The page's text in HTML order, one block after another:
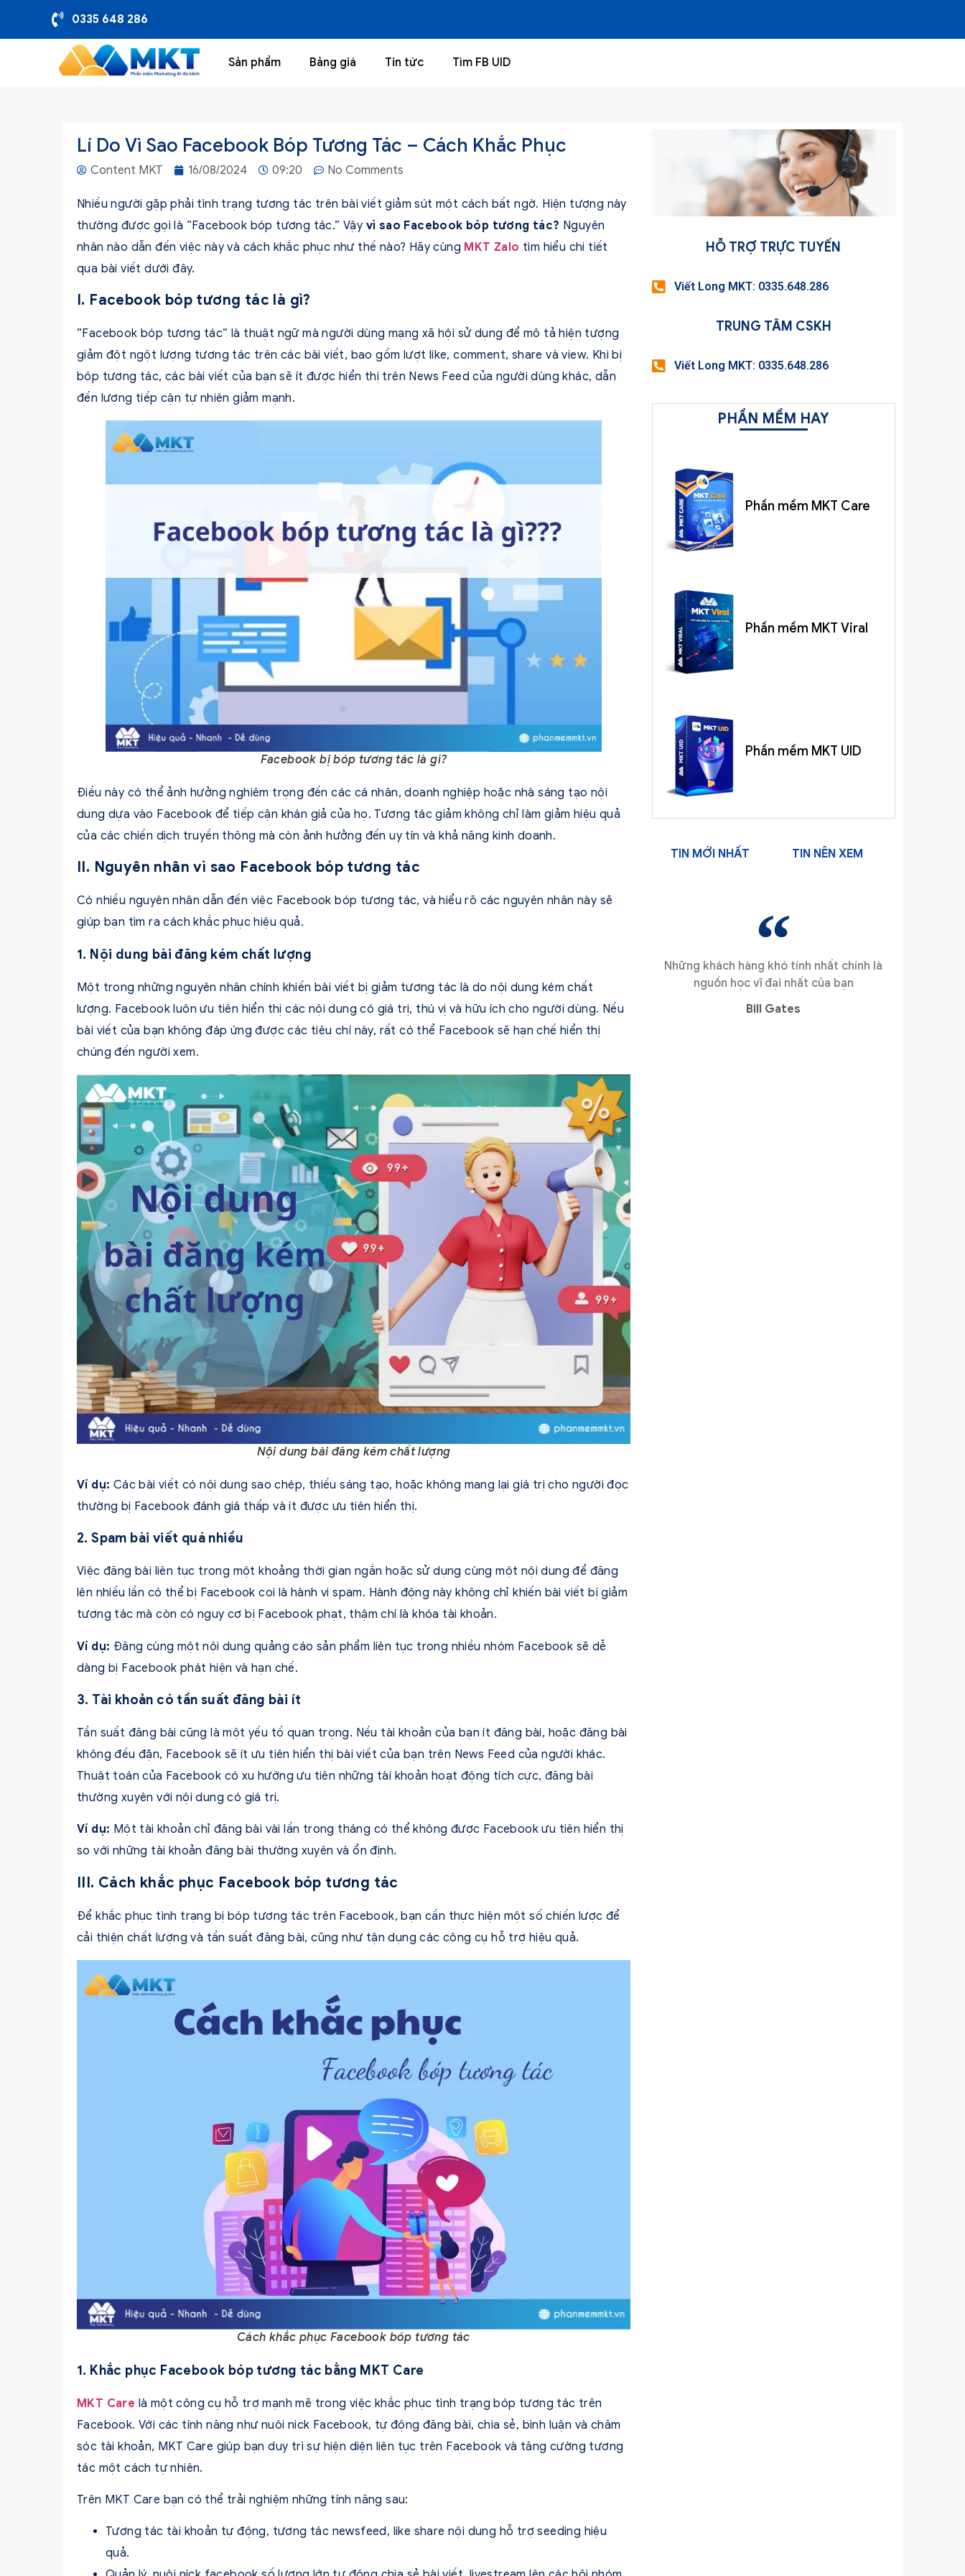
0335 648 286
Sản phẩm Bảng giá Tin tức Tìm FB UID
Lí Do Vì Sao Facebook Bóp Tương Tác – Cách Khắc Phục
Content MKT 16/08/2024 09:20 No Comments
Nhiều người gặp phải tình trạng tương tác trên bài viết giảm sút một cách bất ngờ. Hiện tượng này
thường được gọi là “Facebook bóp tương tác.” Vậy vì sao Facebook bóp tương tác? Nguyên
nhân nào dẫn đến việc này và cách khắc phục như thế nào? Hãy cùng MKT Zalo tìm hiểu chi tiết
qua bài viết dưới đây.
I. Facebook bóp tương tác là gì?
“Facebook bóp tương tác” là thuật ngữ mà người dùng mạng xã hội sử dụng để mô tả hiện tượng
giảm đột ngột lượng tương tác trên các bài viết, bao gồm lượt like, comment, share và view. Khi bị
bóp tương tác, các bài viết của bạn sẽ ít được hiển thị trên News Feed của người dùng khác, dẫn
đến lượng tiếp cận tự nhiên giảm mạnh.
Facebook bị bóp tương tác là gì?
Điều này có thể ảnh hưởng nghiêm trọng đến các cá nhân, doanh nghiệp hoặc nhà sáng tạo nội
dung dựa vào Facebook để tiếp cận khán giả của họ. Tương tác giảm không chỉ làm giảm hiệu quả
của các chiến dịch truyền thông mà còn ảnh hưởng đến uy tín và khả năng kinh doanh.
II. Nguyên nhân vì sao Facebook bóp tương tác
Có nhiều nguyên nhân dẫn đến việc Facebook bóp tương tác, và hiểu rõ các nguyên nhân này sẽ
giúp bạn tìm ra cách khắc phục hiệu quả.
1. Nội dung bài đăng kém chất lượng
Một trong những nguyên nhân chính khiến bài viết bị giảm tương tác là do nội dung kém chất
lượng. Facebook luôn ưu tiên hiển thị các nội dung có giá trị, thú vị và hữu ích cho người dùng. Nếu
bài viết của bạn không đáp ứng được các tiêu chí này, rất có thể Facebook sẽ hạn chế hiển thị
chúng đến người xem.
Nội dung bài đăng kém chất lượng
Ví dụ: Các bài viết có nội dung sao chép, thiếu sáng tạo, hoặc không mang lại giá trị cho người đọc
thường bị Facebook đánh giá thấp và ít được ưu tiên hiển thị.
2. Spam bài viết quá nhiều
Việc đăng bài liên tục trong một khoảng thời gian ngắn hoặc sử dụng cùng một nội dung để đăng
lên nhiều lần có thể bị Facebook coi là hành vi spam. Hành động này không chỉ khiến bài viết bị giảm
tương tác mà còn có nguy cơ bị Facebook phạt, thậm chí là khóa tài khoản.
Ví dụ: Đăng cùng một nội dung quảng cáo sản phẩm liên tục trong nhiều nhóm Facebook sẽ dễ
dàng bị Facebook phát hiện và hạn chế.
3. Tài khoản có tần suất đăng bài ít
Tần suất đăng bài cũng là một yếu tố quan trọng. Nếu tài khoản của bạn ít đăng bài, hoặc đăng bài
không đều đặn, Facebook sẽ ít ưu tiên hiển thị bài viết của bạn trên News Feed của người khác.
Thuật toán của Facebook có xu hướng ưu tiên những tài khoản hoạt động tích cực, đăng bài
thường xuyên với nội dung có giá trị.
Ví dụ: Một tài khoản chỉ đăng bài vài lần trong tháng có thể không được Facebook ưu tiên hiển thị
so với những tài khoản đăng bài thường xuyên và ổn định.
III. Cách khắc phục Facebook bóp tương tác
Để khắc phục tình trạng bị bóp tương tác trên Facebook, bạn cần thực hiện một số chiến lược để
cải thiện chất lượng và tần suất đăng bài, cũng như tận dụng các công cụ hỗ trợ hiệu quả.
Cách khắc phục Facebook bóp tương tác
1. Khắc phục Facebook bóp tương tác bằng MKT Care
MKT Care là một công cụ hỗ trợ mạnh mẽ trong việc khắc phục tình trạng bóp tương tác trên
Facebook. Với các tính năng như nuôi nick Facebook, tự động đăng bài, chia sẻ, bình luận và chăm
sóc tài khoản, MKT Care giúp bạn duy trì sự hiện diện liên tục trên Facebook và tăng cường tương
tác một cách tự nhiên.
Trên MKT Care bạn có thể trải nghiệm những tính năng sau:
Tương tác tài khoản tự động, tương tác newsfeed, like share nội dung hỗ trợ seeding hiệu
quả.
HỖ TRỢ TRỰC TUYẾN
Viết Long MKT: 0335.648.286
TRUNG TÂM CSKH
Viết Long MKT: 0335.648.286
PHẦN MỀM HAY
Phần mềm MKT Care
Phần mềm MKT Viral
Phần mềm MKT UID
TIN MỚI NHẤT TIN NÊN XEM
Những khách hàng khó tính nhất chính là
nguồn học vĩ đại nhất của bạn
Bill Gates